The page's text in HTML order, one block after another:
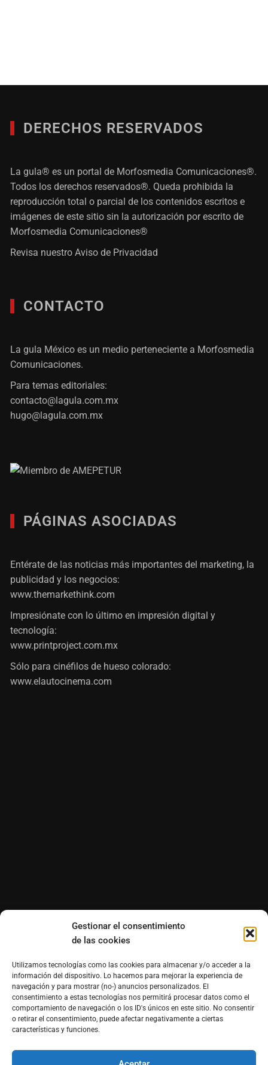
Gestionar el consentimiento
de las cookies
Utilizamos tecnologías como las cookies para almacenar y/o acceder a la
información del dispositivo. Lo hacemos para mejorar la experiencia de
navegación y para mostrar (no-) anuncios personalizados. El
consentimiento a estas tecnologías nos permitirá procesar datos como el
comportamiento de navegación o los ID's únicos en este sitio. No consentir
o retirar el consentimiento, puede afectar negativamente a ciertas
características y funciones.
DERECHOS RESERVADOS
La gula® es un portal de Morfosmedia Comunicaciones®.
Todos los derechos reservados®. Queda prohibida la
reproducción total o parcial de los contenidos escritos e
imágenes de este sitio sin la autorización por escrito de
Morfosmedia Comunicaciones®
Revisa nuestroAviso de Privacidad
CONTACTO
La gula México es un medio perteneciente a Morfosmedia
Comunicaciones.
Para temas editoriales:
contacto@lagula.com.mx
hugo@lagula.com.mx
PÁGINAS ASOCIADAS
Entérate de las noticias más importantes del marketing, la
publicidad y los negocios:
www.themarkethink.com
Impresiónate con lo último en impresión digital y
tecnología:
www.printproject.com.mx
Sólo para cinéfilos de hueso colorado:
www.elautocinema.com